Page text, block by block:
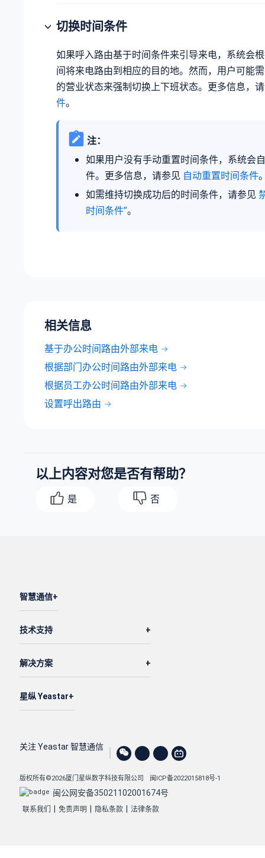
切换时间条件
如果呼入路由基于时间条件来引导来电，系统会
间将来电路由到相应的目的地。然而，用户可能
的营业状态来强制切换上下班状态。更多信息，
件。
注：
如果用户没有手动重置时间条件，系统会
件。更多信息，请参见 自动重置时间条件
如需维持切换成功后的时间条件，请参见
时间条件”。
相关信息
基于办公时间路由外部来电
根据部门办公时间路由外部来电
根据员工办公时间路由外部来电
设置呼出路由
以上内容对您是否有帮助？
是 否
智慧通信
技术支持
解决方案
星纵 Yeastar
关注 Yeastar 智慧通信
版权所有©2026厦门星纵数字科技有限公司 闽ICP备2022015818号-1
闽公网安备35021102001674号
联系我们 免责声明 隐私条款 法律条款